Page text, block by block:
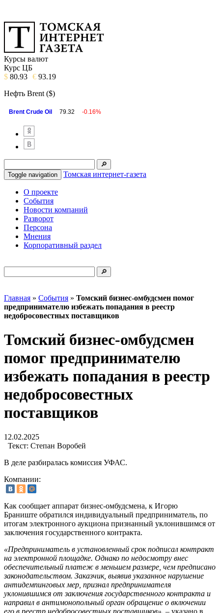
Курсы валют
Курс ЦБ
$ 80.93 € 93.19
Нефть Brent ($)
Brent Crude Oil 79.32 -0.16%
Toggle navigation Томская интернет-газета
О проекте
События
Новости компаний
Разворот
Персона
Мнения
Корпоративный раздел
Главная » События » Томский бизнес-омбудсмен помог
предпринимателю избежать попадания в реестр
недобросовестных поставщиков
Томский бизнес-омбудсмен
помог предпринимателю
избежать попадания в реестр
недобросовестных
поставщиков
12.02.2025
Текст: Степан Воробей
В деле разбиралась комиссия УФАС.
Компании:
Как сообщает аппарат бизнес-омбудсмена, к Игорю
Браниште обратился индивидуальный предприниматель, по
итогам электронного аукциона признанный уклонившимся от
заключения государственного контракта.
«Предприниматель в установленный срок подписал контракт
на электронной площадке. Однако по недосмотру внес
обеспечительный платеж в меньшем размере, чем предписано
законодательством. Заказчик, выявив указанное нарушение
антидемпинговых мер, признал предпринимателя
уклонившимся от заключения государственного контракта и
направил в антимонопольный орган обращение о включении